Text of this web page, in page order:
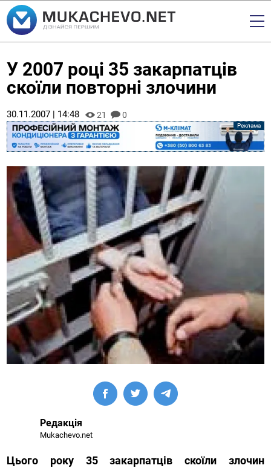
У 2007 році 35 закарпатців
скоїли повторні злочини
30.11.2007 | 14:48 21 0
Редакція
Mukachevo.net
Цього року 35 закарпатців скоїли злочин